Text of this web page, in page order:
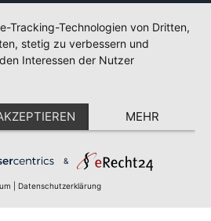
Tracking-Technologien von Dritten,
stetig zu verbessern und
Interessen der Nutzer
MEHR
&
Datenschutzerklärung